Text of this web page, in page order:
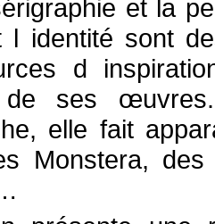
et la
l identité sont
d
de ses
elle fait
Monstera, des